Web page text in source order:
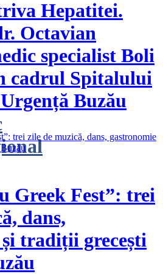
Hepatitei.
Octavian
specialist Boli
cadrul Spitalului
Buzău
Greek Fest”: trei
dans,
tradiții grecești